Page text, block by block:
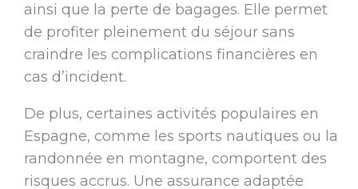
ainsi que la perte de bagages. Elle permet
de profiter pleinement du séjour sans
craindre les complications financières en
cas d’incident.
De plus, certaines activités populaires en
Espagne, comme les sports nautiques ou la
randonnée en montagne, comportent des
risques accrus. Une assurance adaptée